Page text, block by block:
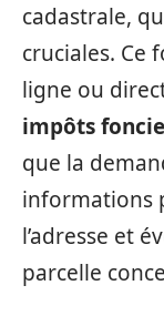
cadastrale,
cruciales. Ce
ligne ou
impôts
que la
informations
l’adresse et
parcelle